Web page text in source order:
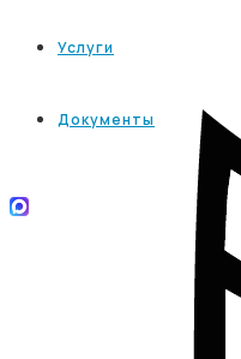
Услуги
Документы